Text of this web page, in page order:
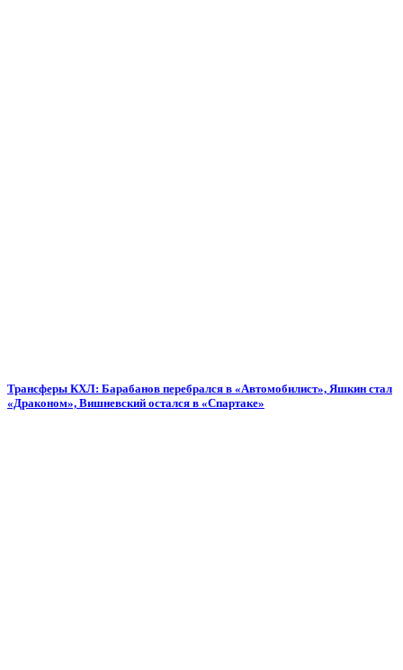
Трансферы КХЛ: Барабанов перебрался в «Автомобилист», Яшкин стал
«Драконом», Вишневский остался в «Спартаке»